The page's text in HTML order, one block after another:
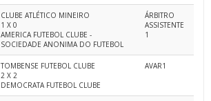
CLUBE ATLÉTICO MINEIRO
1 X 0
AMERICA FUTEBOL CLUBE -
SOCIEDADE ANONIMA DO FUTEBOL
ÁRBITRO
ASSISTENTE
1
TOMBENSE FUTEBOL CLUBE
2 X 2
DEMOCRATA FUTEBOL CLUBE
AVAR1